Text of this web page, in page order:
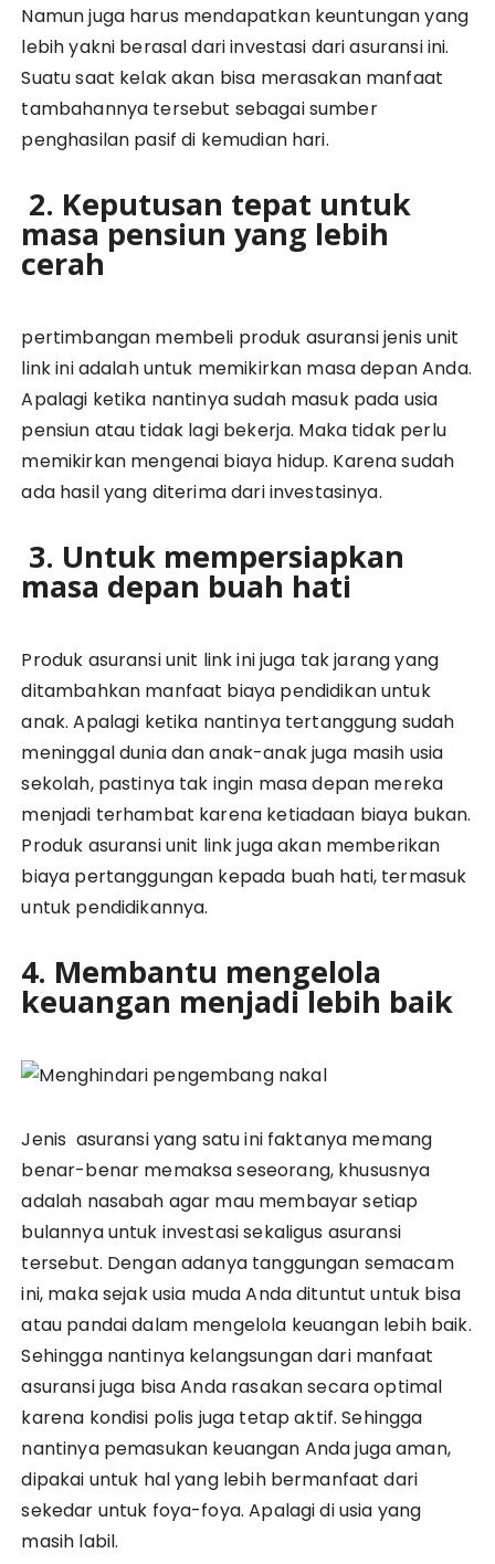
Namun juga harus mendapatkan keuntungan yang
lebih yakni berasal dari investasi dari asuransi ini.
Suatu saat kelak akan bisa merasakan manfaat
tambahannya tersebut sebagai sumber
penghasilan pasif di kemudian hari.
2. Keputusan tepat untuk
masa pensiun yang lebih
cerah
pertimbangan membeli produk asuransi jenis unit
link ini adalah untuk memikirkan masa depan Anda.
Apalagi ketika nantinya sudah masuk pada usia
pensiun atau tidak lagi bekerja. Maka tidak perlu
memikirkan mengenai biaya hidup. Karena sudah
ada hasil yang diterima dari investasinya.
3. Untuk mempersiapkan
masa depan buah hati
Produk asuransi unit link ini juga tak jarang yang
ditambahkan manfaat biaya pendidikan untuk
anak. Apalagi ketika nantinya tertanggung sudah
meninggal dunia dan anak-anak juga masih usia
sekolah, pastinya tak ingin masa depan mereka
menjadi terhambat karena ketiadaan biaya bukan.
Produk asuransi unit link juga akan memberikan
biaya pertanggungan kepada buah hati, termasuk
untuk pendidikannya.
4. Membantu mengelola
keuangan menjadi lebih baik
Jenis asuransi yang satu ini faktanya memang
benar-benar memaksa seseorang, khususnya
adalah nasabah agar mau membayar setiap
bulannya untuk investasi sekaligus asuransi
tersebut. Dengan adanya tanggungan semacam
ini, maka sejak usia muda Anda dituntut untuk bisa
atau pandai dalam mengelola keuangan lebih baik.
Sehingga nantinya kelangsungan dari manfaat
asuransi juga bisa Anda rasakan secara optimal
karena kondisi polis juga tetap aktif. Sehingga
nantinya pemasukan keuangan Anda juga aman,
dipakai untuk hal yang lebih bermanfaat dari
sekedar untuk foya-foya. Apalagi di usia yang
masih labil.